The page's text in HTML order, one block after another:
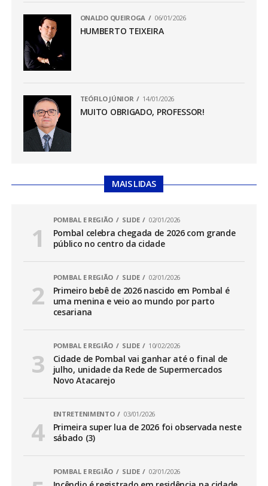
ONALDO QUEIROGA 06/01/2026
HUMBERTO TEIXEIRA
TEÓFILO JÚNIOR 14/01/2026
MUITO OBRIGADO, PROFESSOR!
MAIS LIDAS
POMBAL E REGIÃO SLIDE 02/01/2026
Pombal celebra chegada de 2026 com grande
público no centro da cidade
POMBAL E REGIÃO SLIDE 02/01/2026
Primeiro bebê de 2026 nascido em Pombal é
uma menina e veio ao mundo por parto
cesariana
POMBAL E REGIÃO SLIDE 10/02/2026
Cidade de Pombal vai ganhar até o final de
julho, unidade da Rede de Supermercados
Novo Atacarejo
ENTRETENIMENTO 03/01/2026
Primeira super lua de 2026 foi observada neste
sábado (3)
POMBAL E REGIÃO SLIDE 02/01/2026